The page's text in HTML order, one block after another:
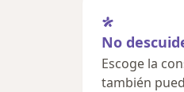
No
Escoge la
también